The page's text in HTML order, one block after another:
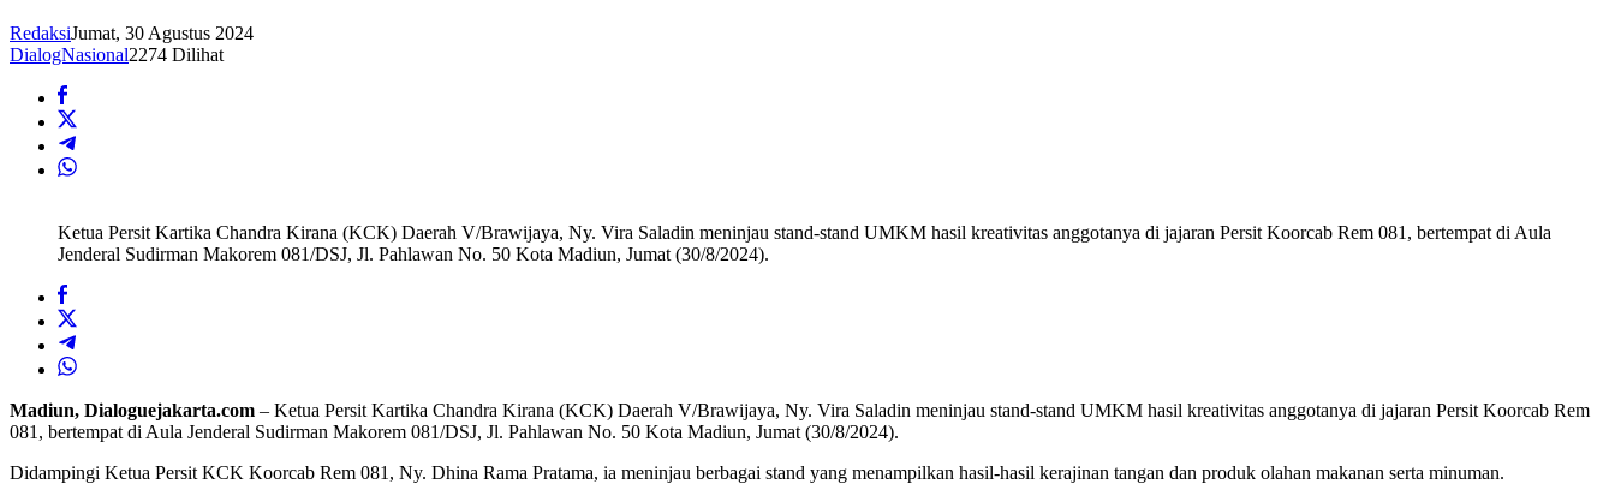
RedaksiJumat, 30 Agustus 2024
DialogNasional2274 Dilihat
Ketua Persit Kartika Chandra Kirana (KCK) Daerah V/Brawijaya, Ny. Vira Saladin meninjau stand-stand UMKM hasil kreativitas anggotanya di jajaran Persit Koorcab Rem 081, bertempat di Aula
Jenderal Sudirman Makorem 081/DSJ, Jl. Pahlawan No. 50 Kota Madiun, Jumat (30/8/2024).
Madiun, Dialoguejakarta.com – Ketua Persit Kartika Chandra Kirana (KCK) Daerah V/Brawijaya, Ny. Vira Saladin meninjau stand-stand UMKM hasil kreativitas anggotanya di jajaran Persit Koorcab Rem
081, bertempat di Aula Jenderal Sudirman Makorem 081/DSJ, Jl. Pahlawan No. 50 Kota Madiun, Jumat (30/8/2024).
Didampingi Ketua Persit KCK Koorcab Rem 081, Ny. Dhina Rama Pratama, ia meninjau berbagai stand yang menampilkan hasil-hasil kerajinan tangan dan produk olahan makanan serta minuman.